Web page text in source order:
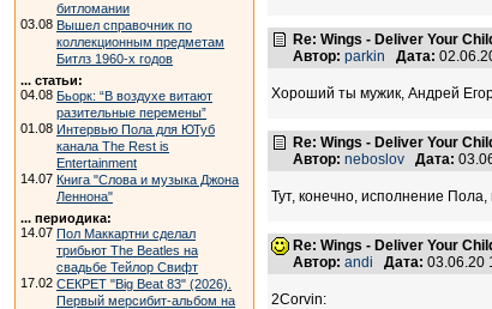
битломании
03.08 Вышел справочник по
коллекционным предметам
Битлз 1960-х годов
... статьи:
04.08 Бьорк: “В воздухе витают
разительные перемены”
01.08 Интервью Пола для ЮТуб
канала The Rest is
Entertainment
14.07 Книга "Слова и музыка Джона
Леннона"
... периодика:
14.07 Пол Маккартни сделал
трибьют The Beatles на
свадьбе Тейлор Свифт
17.02 СЕКРЕТ "Big Beat 83" (2026).
Первый мерсибит-альбом на
Re: Wings - Deliver Your
Автор: parkin Дата:
Хороший ты мужик, Андрей
Re: Wings - Deliver Your
Автор: neboslov Дата:
Тут, конечно, исполнение
Re: Wings - Deliver Your
Автор: andi Дата: 03.06.20
2Corvin: